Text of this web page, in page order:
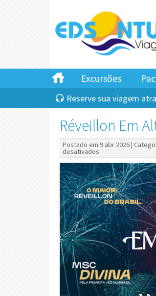
Excursões
Reserve sua viagem
Réveillon Em
Postado em 9 abr 2026 |
desativados